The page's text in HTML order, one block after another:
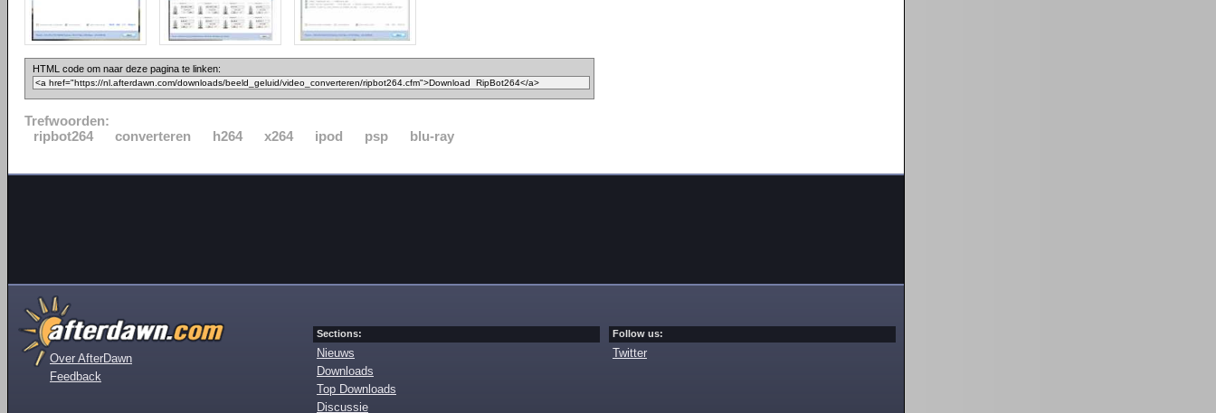
HTML code om naar deze pagina te linken:
Trefwoorden:
ripbot264
converteren h264 x264 ipod psp blu-ray
Over AfterDawn
Feedback
Sections:
Nieuws
Downloads
Top Downloads
Discussie
Follow us:
Twitter